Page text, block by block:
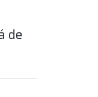
de